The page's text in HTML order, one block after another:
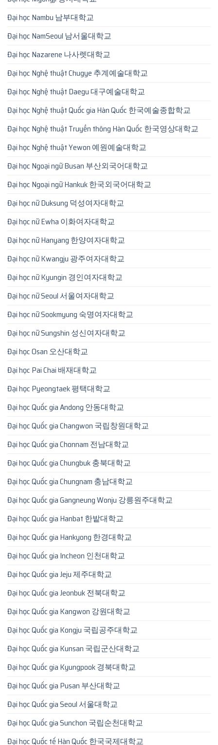
Đại học Nambu 남부대학교
Đại học NamSeoul 남서울대학교
Đại học Nazarene 나사렛대학교
Đại học Nghệ thuật Chugye 추계예술대학교
Đại học Nghệ thuật Daegu 대구예술대학교
Đại học Nghệ thuật Quốc gia Hàn Quốc 한국예술종합학교
Đại học Nghệ thuật Truyền thông Hàn Quốc 한국영상대학교
Đại học Nghệ thuật Yewon 예원예술대학교
Đại học Ngoại ngữ Busan 부산외국어대학교
Đại học Ngoại ngữ Hankuk 한국외국어대학교
Đại học nữ Duksung 덕성여자대학교
Đại học nữ Ewha 이화여자대학교
Đại học nữ Hanyang 한양여자대학교
Đại học nữ Kwangju 광주여자대학교
Đại học nữ Kyungin 경인여자대학교
Đại học nữ Seoul 서울여자대학교
Đại học nữ Sookmyung 숙명여자대학교
Đại học nữ Sungshin 성신여자대학교
Đại học Osan 오산대학교
Đại học Pai Chai 배재대학교
Đại học Pyeongtaek 평택대학교
Đại học Quốc gia Andong 안동대학교
Đại học Quốc gia Changwon 국립창원대학교
Đại học Quốc gia Chonnam 전남대학교
Đại học Quốc gia Chungbuk 충북대학교
Đại học Quốc gia Chungnam 충남대학교
Đại học Quốc gia Gangneung Wonju 강릉원주대학교
Đại học Quốc gia Hanbat 한밭대학교
Đại học Quốc gia Hankyong 한경대학교
Đại học Quốc gia Incheon 인천대학교
Đại học Quốc gia Jeju 제주대학교
Đại học Quốc gia Jeonbuk 전북대학교
Đại học Quốc gia Kangwon 강원대학교
Đại học Quốc gia Kongju 국립공주대학교
Đại học Quốc gia Kunsan 국립군산대학교
Đại học Quốc gia Kyungpook 경북대학교
Đại học Quốc gia Pusan 부산대학교
Đại học Quốc gia Seoul 서울대학교
Đại học Quốc gia Sunchon 국립순천대학교
Đại học Quốc tế Hàn Quốc 한국국제대학교